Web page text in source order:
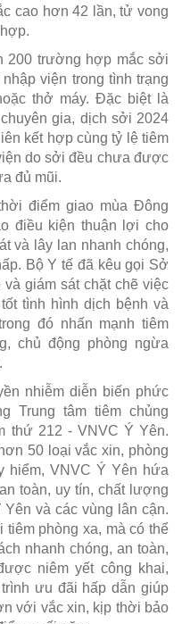
cao hơn 42 lần, tử vong
200 trường hợp mắc sởi
viện trong tình trạng
thở máy. Đặc biệt là
gia, dịch sởi 2024
kết hợp cùng tỷ lệ tiêm
do sởi đều chưa được
đủ mũi.
điểm giao mùa Đông
điều kiện thuận lợi cho
và lây lan nhanh chóng,
Bộ Y tế đã kêu gọi Sở
giám sát chặt chẽ việc
tình hình dịch bệnh và
đó nhấn mạnh tiêm
chủ động phòng ngừa
nhiễm diễn biến phức
Trung tâm tiêm chủng
thứ 212 - VNVC Ý Yên.
50 loại vắc xin, phòng
hiểm, VNVC Ý Yên hứa
toàn, uy tín, chất lượng
và các vùng lân cận.
phòng xa, mà có thể
nhanh chóng, an toàn,
niêm yết công khai,
ưu đãi hấp dẫn giúp
với vắc xin, kịp thời bảo